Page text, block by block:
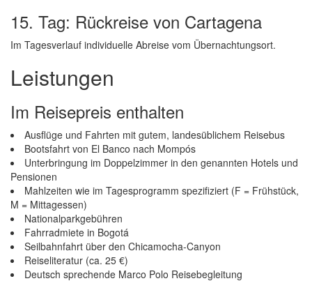
15. Tag: Rückreise von Cartagena
Im Tagesverlauf individuelle Abreise vom Übernachtungsort.
Leistungen
Im Reisepreis enthalten
Ausflüge und Fahrten mit gutem, landesüblichem Reisebus
Bootsfahrt von El Banco nach Mompós
Unterbringung im Doppelzimmer in den genannten Hotels und
Pensionen
Mahlzeiten wie im Tagesprogramm spezifiziert (F = Frühstück,
M = Mittagessen)
Nationalparkgebühren
Fahrradmiete in Bogotá
Seilbahnfahrt über den Chicamocha-Canyon
Reiseliteratur (ca. 25 €)
Deutsch sprechende Marco Polo Reisebegleitung